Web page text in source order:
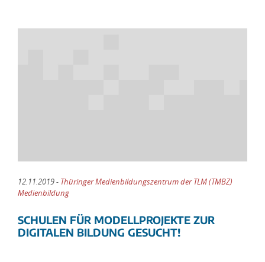
12.11.2019 - Thüringer Medienbildungszentrum der TLM (TMBZ)
Medienbildung
SCHULEN FÜR MODELLPROJEKTE ZUR
DIGITALEN BILDUNG GESUCHT!